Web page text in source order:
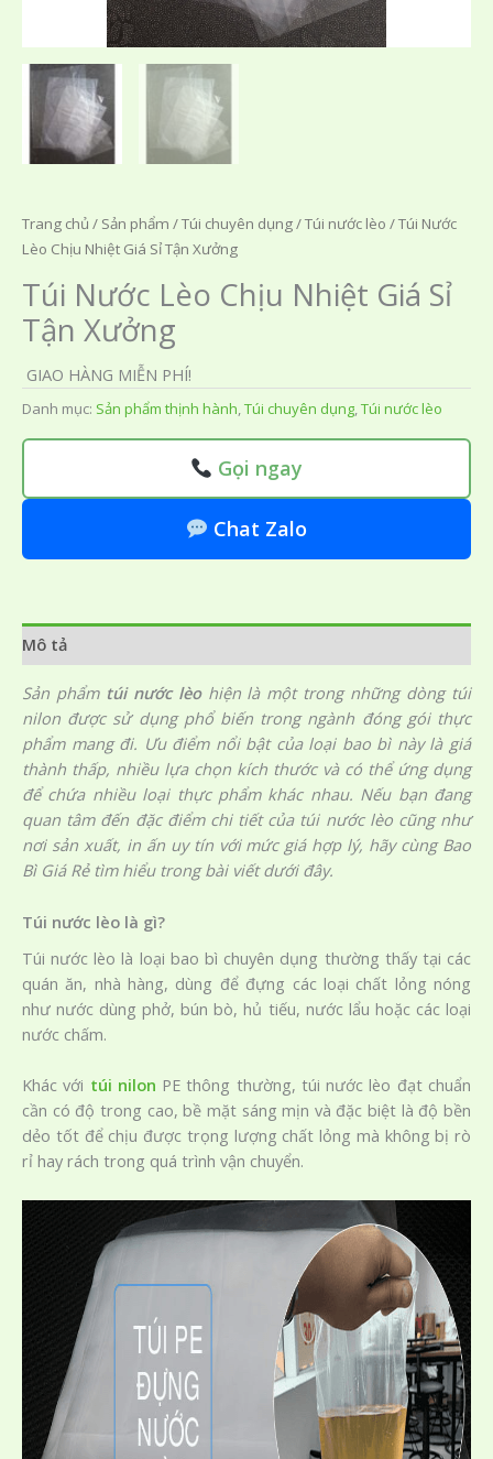
Trang chủ / Sản phẩm /Túi chuyên dụng/Túi nước lèo / Túi Nước
Lèo Chịu Nhiệt Giá Sỉ Tận Xưởng
Túi Nước Lèo Chịu Nhiệt Giá Sỉ
Tận Xưởng
GIAO HÀNG MIỄN PHÍ!
Danh mục: Sản phẩm thịnh hành,Túi chuyên dụng,Túi nước lèo
Gọi ngay
Chat Zalo
Mô tả
Sản phẩm túi nước lèohiện là một trong những dòng túi
nilon được sử dụng phổ biến trong ngành đóng gói thực
phẩm mang đi. Ưu điểm nổi bật của loại bao bì này là giá
thành thấp, nhiều lựa chọn kích thước và có thể ứng dụng
để chứa nhiều loại thực phẩm khác nhau. Nếu bạn đang
quan tâm đến đặc điểm chi tiết của túi nước lèo cũng như
nơi sản xuất, in ấn uy tín với mức giá hợp lý, hãy cùng Bao
Bì Giá Rẻ tìm hiểu trong bài viết dưới đây.
Túi nước lèo là gì?
Túi nước lèo là loại bao bì chuyên dụng thường thấy tại các
quán ăn, nhà hàng, dùng để đựng các loại chất lỏng nóng
như nước dùng phở, bún bò, hủ tiếu, nước lẩu hoặc các loại
nước chấm.
Khác với túi nilon PE thông thường, túi nước lèo đạt chuẩn
cần có độ trong cao, bề mặt sáng mịn và đặc biệt là độ bền
dẻo tốt để chịu được trọng lượng chất lỏng mà không bị rò
rỉ hay rách trong quá trình vận chuyển.